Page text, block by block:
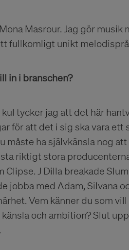
Masrour. Jag gör musik
fullkomligt unikt
in i branschen?
tycker jag att det här
för att det i sig ska vara ett
måste ha självkänsla nog
riktigt stora
J Dilla breakade
jobba med Adam, Silvana
Vem känner du som
och ambition? Slut